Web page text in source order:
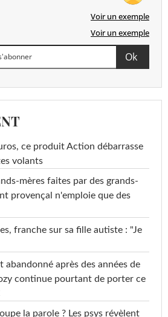
Voir un exemple
Voir un exemple
ce produit Action débarrasse
volants
mères faites par des grands-
provençal n'emploie que des
franche sur sa fille autiste : "Je
abandonné après des années de
continue pourtant de porter ce
la parole ? Les psys révèlent